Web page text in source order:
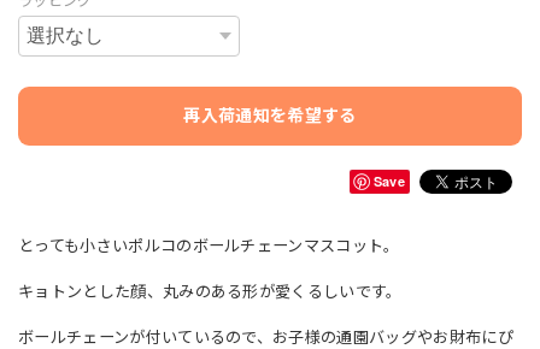
再入荷通知を希望する
Save
とっても小さいポルコのボールチェーンマスコット。
キョトンとした顔、丸みのある形が愛くるしいです。
ボールチェーンが付いているので、お子様の通園バッグやお財布にぴ